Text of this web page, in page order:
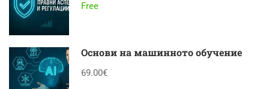
Free
Основи на машинното обучение
69.00€